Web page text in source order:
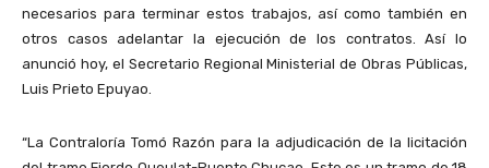
necesarios para terminar estos trabajos, así como también en
otros casos adelantar la ejecución de los contratos. Así lo
anunció hoy, el Secretario Regional Ministerial de Obras Públicas,
Luis Prieto Epuyao.
“La Contraloría Tomó Razón para la adjudicación de la licitación